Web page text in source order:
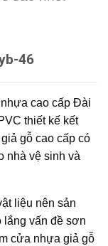
46
cao cấp Đài
thiết kế kết
gỗ cao cấp có
nhà vệ sinh và
liệu nên sản
lắng vấn đề sơn
cửa nhựa giả gỗ